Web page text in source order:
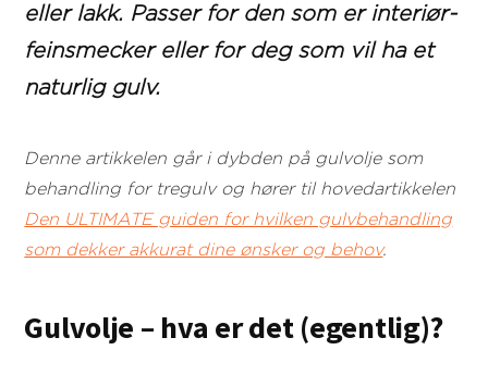
eller lakk. Passer for den som er interiør-
feinsmecker eller for deg som vil ha et
naturlig gulv.
Denne artikkelen går i dybden på gulvolje som
behandling for tregulv og hører til hovedartikkelen
Den ULTIMATE guiden for hvilken gulvbehandling
som dekker akkurat dine ønsker og behov.
Gulvolje – hva er det (egentlig)?